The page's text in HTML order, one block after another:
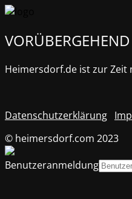
Heimersdorf.de ist zur Zeit
Datenschutzerklärung
© heimersdorf.com 2023
Benutzeranmeldung